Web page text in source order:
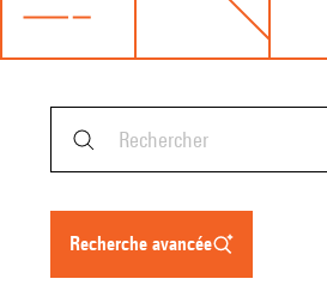
recherche avancée